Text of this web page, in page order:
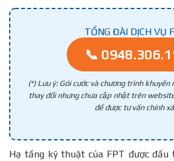
TỔNG ĐÀI DỊCH VỤ
📞
(*) Lưu ý: Gói cước và chương trình
thay đổi nhưng chưa cập nhật trên
để được tư vấn chính
Hạ tầng kỹ thuật của FPT được đầu